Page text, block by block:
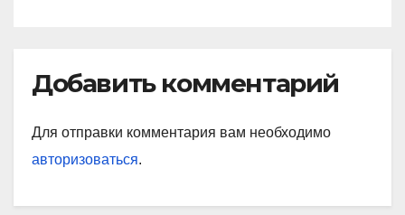
Добавить комментарий
Для отправки комментария вам необходимо
авторизоваться.